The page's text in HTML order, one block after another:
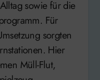
sowie für die
Für
sorgten
Hier
Müll-Flut,